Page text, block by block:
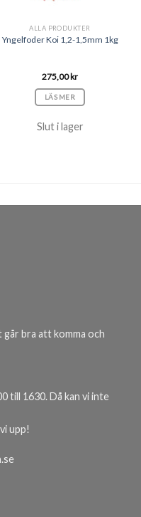
ALLA PRODUKTER
Yngelfoder Koi 1,2-1,5mm 1kg
275,00kr
LÄS MER
Slut i lager
bra att komma och
till 1630. Då kan vi inte
upp!